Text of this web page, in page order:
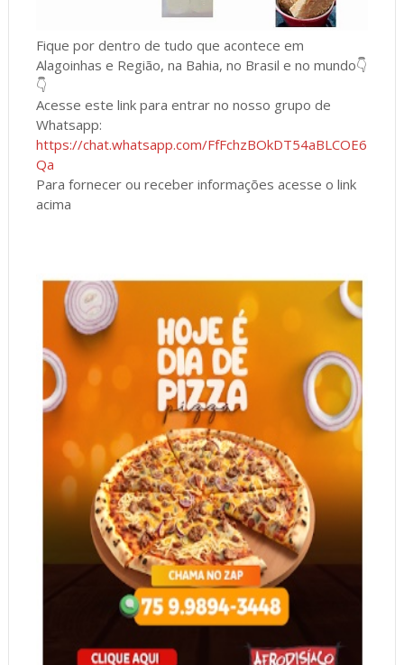
Fique por dentro de tudo que acontece em
Alagoinhas e Região, na Bahia, no Brasil e no mundo👇
👇
Acesse este link para entrar no nosso grupo de
Whatsapp:
https://chat.whatsapp.com/FfFchzBOkDT54aBLCOE6
Qa
Para fornecer ou receber informações acesse o link
acima